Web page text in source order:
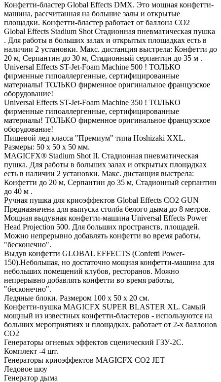
Конфетти-бластер Global Effects DMX. Это мощная конфетти-
машина, рассчитанная на большие залы и открытые
площадки. Конфетти-бластер работает от баллона СО2
Global Effects Stadium Shot Стадионная пневматическая пушка
. Для работы в больших залах и открытых площадках есть в
наличии 2 установки. Макс. дистанция выстрела: Конфетти до
20 м, Серпантин до 30 м, Стадионный серпантин до 35 м .
Universal Effects ST-Jet-Foam Machine 500 ! ТОЛЬКО
фирменные гипоаллергенные, сертифицированные
материалы! ТОЛЬКО фирменное оригинальное французское
оборудование!
Universal Effects ST-Jet-Foam Machine 350 ! ТОЛЬКО
фирменные гипоаллергенные, сертифицированные
материалы! ТОЛЬКО фирменное оригинальное французское
оборудование!
Пищевой лед класса "Премиум" типа Hoshizaki XXL.
Размеры: 50 х 50 х 50 мм.
MAGICFX® Stadium Shot II. Стадионная пневматическая
пушка. Для работы в больших залах и открытых площадках
есть в наличии 2 установки. Макс. дистанция выстрела:
Конфетти до 20 м, Серпантин до 35 м, Стадионный серпантин
до 40 м .
Ручная пушка для криоэффектов Global Effects CO2 GUN
Предназначена для выпуска столба белого дыма до 8 метров.
Мощная выдувная конфетти-машина Universal Effects Power
Head Projection 500. Для больших пространств, площадей.
Можно непрерывно добавлять конфетти во время работы,
"бесконечно".
Выдув конфетти GLOBAL EFFECTS (Confetti Power-
150).Небольшая, но достаточно мощная конфетти-машина для
небольших помещений клубов, ресторанов. Можно
непрерывно добавлять конфетти во время работы,
"бесконечно".
Ледяные блоки. Размером 100 х 50 х 20 см.
Конфетти-пушка MAGICFX SUPER BLASTER XL. Самый
мощный из известных конфетти-бластеров - используются на
больших мероприятиях и площадках. работает от 2-х баллонов
СО2
Генераторы огневых эффектов сценический ГЗУ-2С.
Комплект -4 шт.
Генераторы криоэффектов MAGICFX CO2 JET
Ледовое шоу
Генератор дыма